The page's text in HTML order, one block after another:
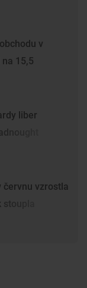
v
15,5
liber
červnu vzrostla